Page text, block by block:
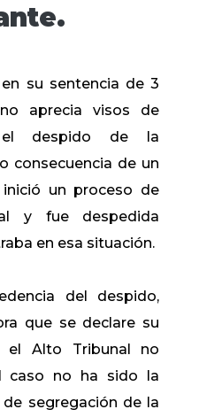
su sentencia de 3
aprecia visos de
el despido de la
consecuencia de un
un proceso de
y fue despedida
en esa situación.
del despido,
que se declare su
el Alto Tribunal no
caso no ha sido la
segregación de la